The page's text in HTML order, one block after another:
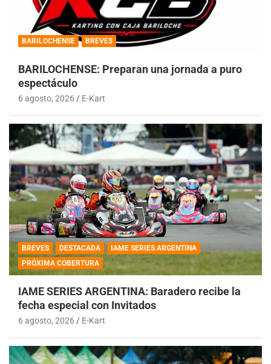
BARILOCHENSE BREVES
BARILOCHENSE: Preparan una jornada a puro
espectáculo
6 agosto, 2026 E-Kart
BREVES DESTACADA
IAME SERIES ARGENTINA
PRÓXIMA COBERTURA
IAME SERIES ARGENTINA: Baradero recibe la
fecha especial con Invitados
6 agosto, 2026 E-Kart